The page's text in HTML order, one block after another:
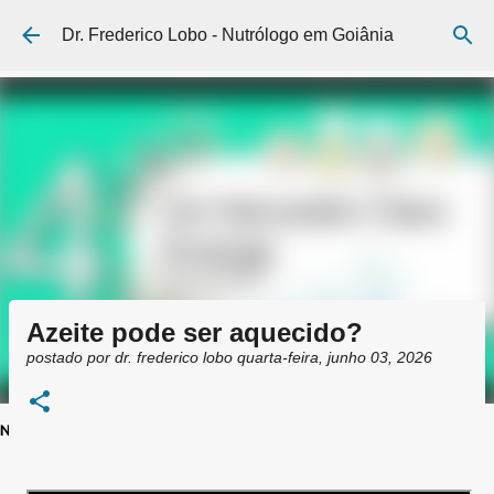
Pular para o conteúdo principal
Dr. Frederico Lobo - Nutrólogo em Goiânia
NutroAtual
Azeite pode ser aquecido?
postado por dr. frederico lobo quarta-feira, junho 03, 2026